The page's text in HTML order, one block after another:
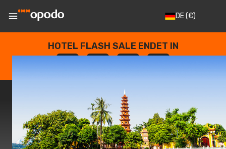
DE(€)
HOTEL FLASH SALE ENDET IN
-- : -- : -- : --